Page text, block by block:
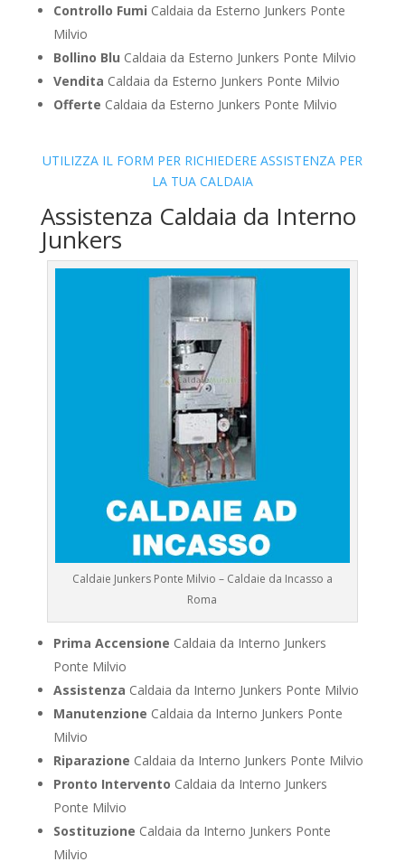
Controllo Fumi Caldaia da Esterno Junkers Ponte
Milvio
Bollino Blu Caldaia da Esterno Junkers Ponte Milvio
Vendita Caldaia da Esterno Junkers Ponte Milvio
Offerte Caldaia da Esterno Junkers Ponte Milvio
UTILIZZA IL FORM PER RICHIEDERE ASSISTENZA PER
LA TUA CALDAIA
Assistenza Caldaia da Interno
Junkers
Caldaie Junkers Ponte Milvio – Caldaie da Incasso a
Roma
Prima Accensione Caldaia da Interno Junkers
Ponte Milvio
Assistenza Caldaia da Interno Junkers Ponte Milvio
Manutenzione Caldaia da Interno Junkers Ponte
Milvio
Riparazione Caldaia da Interno Junkers Ponte Milvio
Pronto Intervento Caldaia da Interno Junkers
Ponte Milvio
Sostituzione Caldaia da Interno Junkers Ponte
Milvio